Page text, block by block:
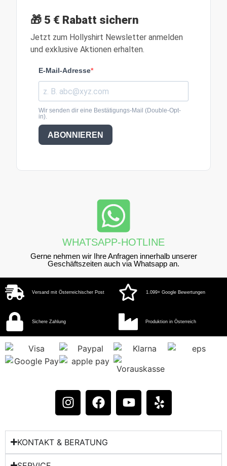
🎁 5 € Rabatt sichern
Jetzt zum Hollyshirt Newsletter anmelden
und exklusive Aktionen erhalten.
E-Mail-Adresse
Wir senden dir eine Bestätigungs-Mail (Double-Opt-
in).
ABONNIEREN
WHATSAPP-HOTLINE
Gerne nehmen wir Ihre Anfragen innerhalb unserer
Geschäftszeiten auch via Whatsapp an.
Versand mit Österreichischer Post 1.099+ Google Bewertungen
Sichere Zahlung Produktion in Österreich
KONTAKT & BERATUNG​